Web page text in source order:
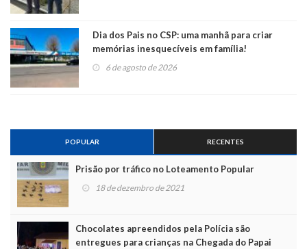
Dia dos Pais no CSP: uma manhã para criar
memórias inesquecíveis em família!
6 de agosto de 2026
POPULAR RECENTES
Prisão por tráfico no Loteamento Popular
18 de dezembro de 2021
Chocolates apreendidos pela Polícia são
entregues para crianças na Chegada do Papai